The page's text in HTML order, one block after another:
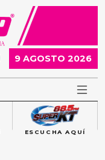
9 AGOSTO 2026
ESCUCHA AQUÍ